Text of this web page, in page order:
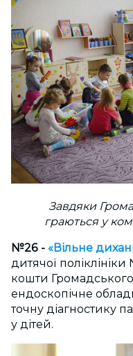
Завдяки
граються у
№26 - «Вільне
дитячої поліклініки
кошти
ендоскопічне
точну діагностику
у дітей.